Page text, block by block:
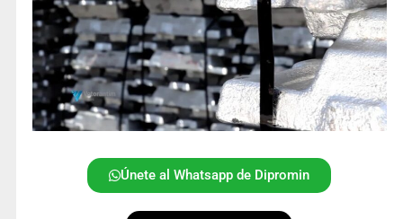
Únete al Whatsapp de Dipromin